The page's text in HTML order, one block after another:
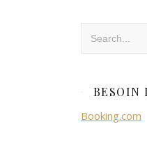
BESOIN
Booking.com